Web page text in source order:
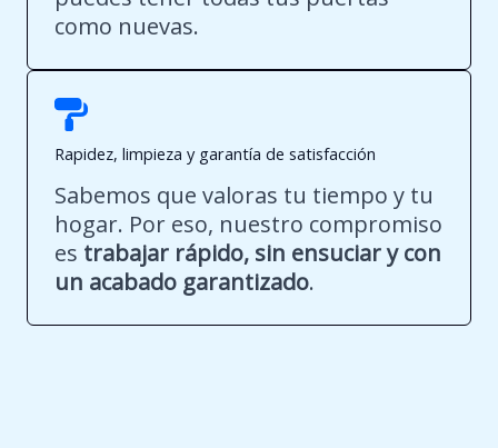
como nuevas.
Rapidez, limpieza y garantía de satisfacción
Sabemos que valoras tu tiempo y tu
hogar. Por eso, nuestro compromiso
es trabajar rápido, sin ensuciar y con
un acabado garantizado.